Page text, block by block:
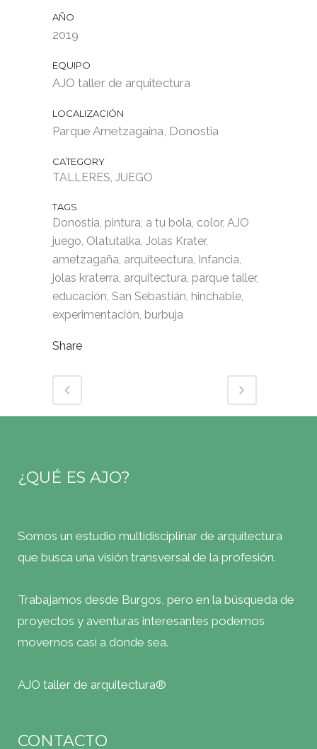
AÑO
2019
EQUIPO
AJO taller de arquitectura
LOCALIZACIÓN
Parque Ametzagaina, Donostia
CATEGORY
TALLERES, JUEGO
TAGS
Donostia, pintura, a tu bola, color, AJO
juego, Olatutalka, Jolas Krater,
ametzagaña, arquiteectura, Infancia,
jolas kraterra, arquitectura, parque taller,
educación, San Sebastián, hinchable,
experimentación, burbuja
Share
¿QUÉ ES AJO?
Somos un estudio multidisciplinar de arquitectura
que busca una visión transversal de la profesión.
Trabajamos desde Burgos, pero en la búsqueda de
proyectos y aventuras interesantes podemos
movernos casi a donde sea.
AJO taller de arquitectura®
CONTACTO